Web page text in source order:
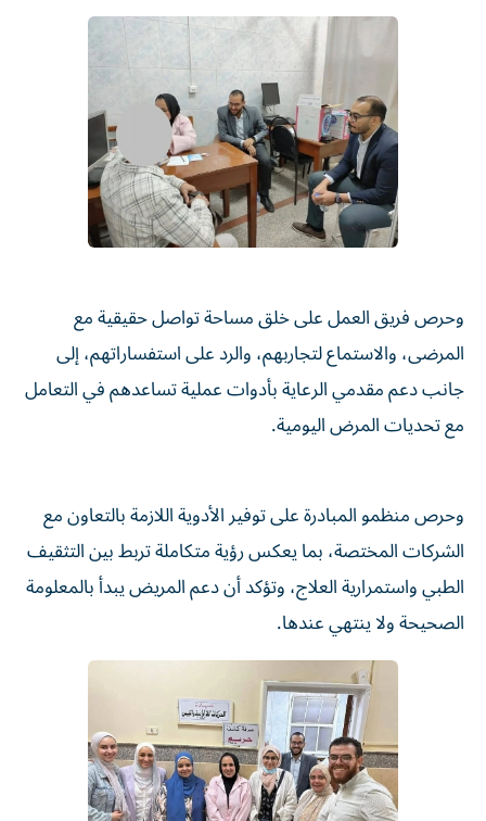
وحرص فريق العمل على خلق مساحة تواصل حقيقية مع
المرضى، والاستماع لتجاربهم، والرد على استفساراتهم، إلى
جانب دعم مقدمي الرعاية بأدوات عملية تساعدهم في التعامل
مع تحديات المرض اليومية.
وحرص منظمو المبادرة على توفير الأدوية اللازمة بالتعاون مع
الشركات المختصة، بما يعكس رؤية متكاملة تربط بين التثقيف
الطبي واستمرارية العلاج، وتؤكد أن دعم المريض يبدأ بالمعلومة
الصحيحة ولا ينتهي عندها.